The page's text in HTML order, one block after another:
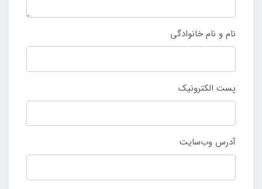
نام و نام خانوادگی
پست الکترونیک
آدرس وب‌سایت